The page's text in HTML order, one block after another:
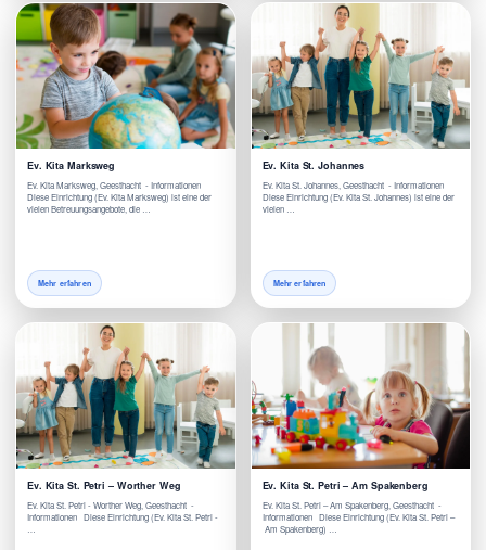
Ev. Kita Marksweg
Ev. Kita Marksweg, Geesthacht - Informationen
Diese Einrichtung (Ev. Kita Marksweg) ist eine der
vielen Betreuungsangebote, die …
Mehr erfahren
Ev. Kita St. Johannes
Ev. Kita St. Johannes, Geesthacht - Informationen
Diese Einrichtung (Ev. Kita St. Johannes) ist eine der
vielen …
Mehr erfahren
Ev. Kita St. Petri – Worther Weg
Ev. Kita St. Petri - Worther Weg, Geesthacht -
Informationen Diese Einrichtung (Ev. Kita St. Petri -
…
Ev. Kita St. Petri – Am Spakenberg
Ev. Kita St. Petri – Am Spakenberg, Geesthacht -
Informationen Diese Einrichtung (Ev. Kita St. Petri –
Am Spakenberg) …